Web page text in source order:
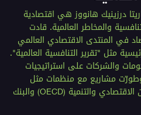
درزينيك هانووز هي اقتصادية
والمخاطر العالمية. قادت
في المنتدى الاقتصادي العالمي
مثل "تقرير التنافسية العالمية".
والشركات على استراتيجيات
وطورّت مشاريع مع منظمات مثل
منظمة التعاون الاقتصادي والتنمية (OECD) والبنك